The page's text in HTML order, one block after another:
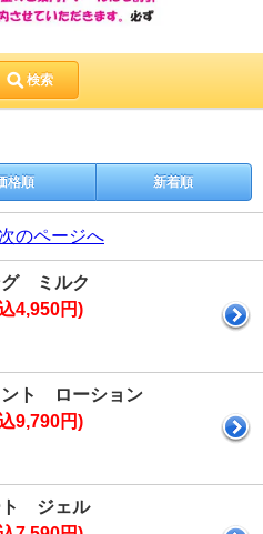
検索
格順 新着順
次のページへ
グ ミルク
4,950円)
ント ローション
9,790円)
ト ジェル